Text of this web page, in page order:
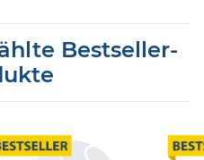
Bestseller-